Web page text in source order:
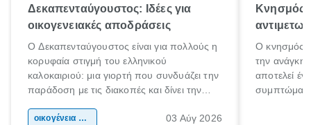
Δεκαπενταύγουστος: Ιδέες για
οικογενειακές αποδράσεις
Ο Δεκαπενταύγουστος είναι για πολλούς η
κορυφαία στιγμή του ελληνικού
καλοκαιριού: μια γιορτή που συνδυάζει την
παράδοση με τις διακοπές και δίνει την
χώρας. Είτε πρόκειται για λίγες μέρες
οικογένεια & παιδί 03 Αύγ 2026
Κνησμός:
Ο κνησμός
την ανάγκη
αποτελεί